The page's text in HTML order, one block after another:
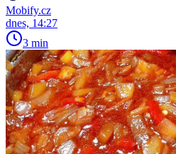
Mobify.cz
dnes, 14:27
3 min